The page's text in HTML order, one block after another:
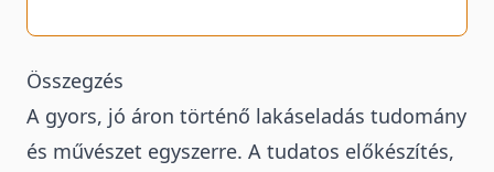
Összegzés
A gyors, jó áron történő lakáseladás tudomány
és művészet egyszerre. A tudatos előkészítés,